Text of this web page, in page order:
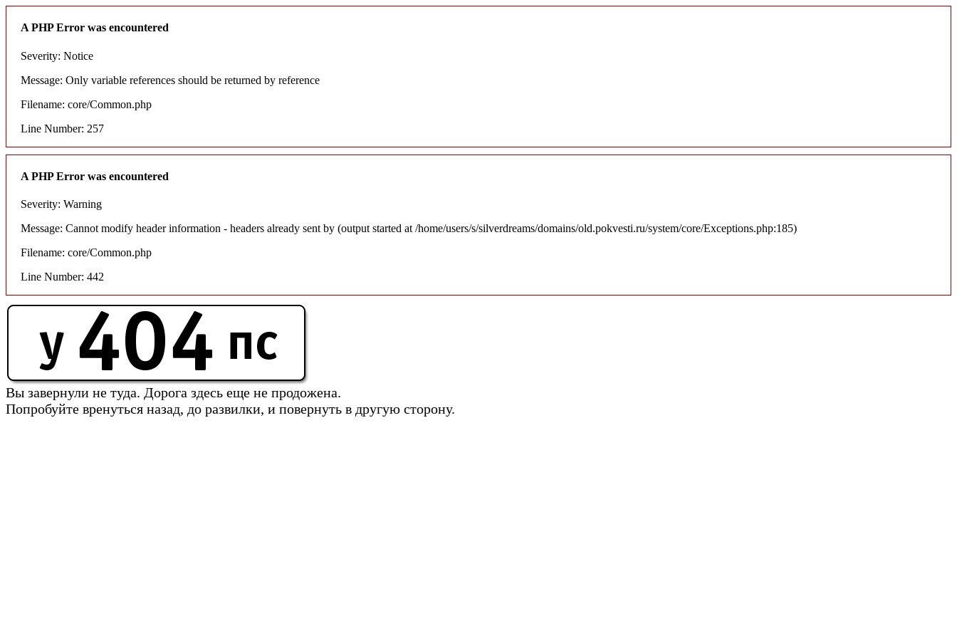
A PHP Error was encountered
Severity: Notice
Message: Only variable references should be returned by reference
Filename: core/Common.php
Line Number: 257
A PHP Error was encountered
Severity: Warning
Message: Cannot modify header information - headers already sent by (output started at /home/users/s/silverdreams/domains/old.pokvesti.ru/system/core/Exceptions.php:185)
Filename: core/Common.php
Line Number: 442
Вы завернули не туда. Дорога здесь еще не продожена.
Попробуйте вренуться назад, до развилки, и повернуть в другую сторону.